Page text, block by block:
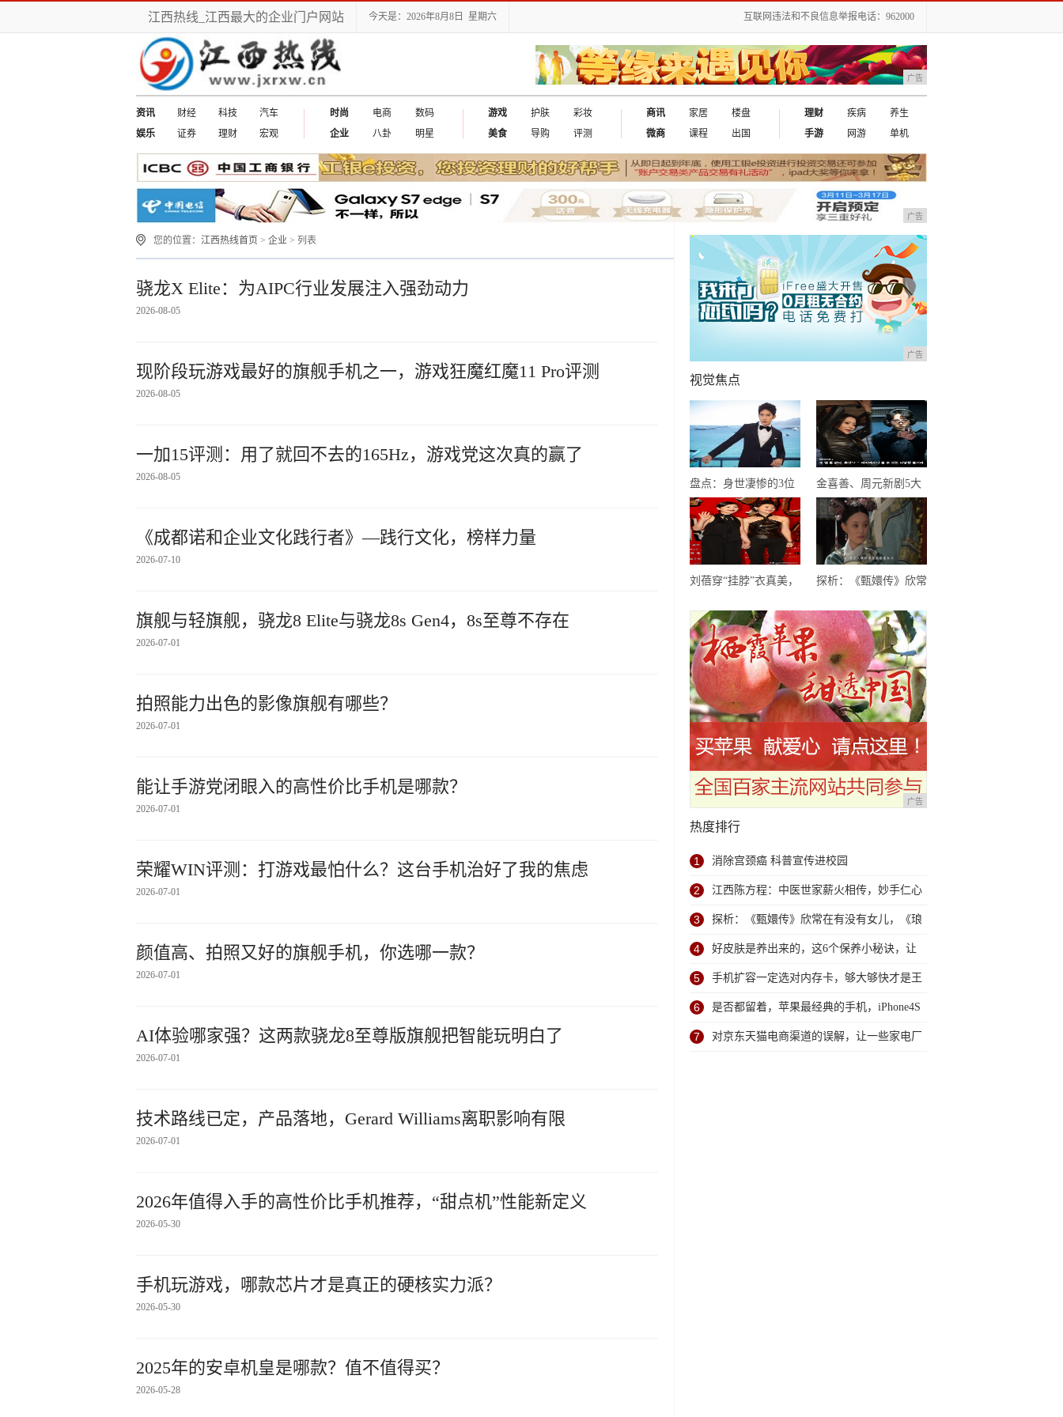
江西热线_江西最大的企业门户网站 今天是：2026年8月8日 星期六 互联网违法和不良信息举报电话：962000
广告
资讯 财经 科技
汽车
娱乐
证券 理财 宏观
时尚 电商
数码
企业
八卦 明星
游戏 护肤
彩妆
美食
导购 评测
商讯 家居
楼盘
微商
课程 出国
理财 疾病
养生
手游
网游 单机
广告
您的位置： 江西热线首页 > 企业 > 列表
骁龙X Elite：为AIPC行业发展注入强劲动力
2026-08-05
现阶段玩游戏最好的旗舰手机之一，游戏狂魔红魔11 Pro评测
2026-08-05
一加15评测：用了就回不去的165Hz，游戏党这次真的赢了
2026-08-05
《成都诺和企业文化践行者》—践行文化，榜样力量
2026-07-10
旗舰与轻旗舰，骁龙8 Elite与骁龙8s Gen4，8s至尊不存在
2026-07-01
拍照能力出色的影像旗舰有哪些？
2026-07-01
能让手游党闭眼入的高性价比手机是哪款？
2026-07-01
荣耀WIN评测：打游戏最怕什么？这台手机治好了我的焦虑
2026-07-01
颜值高、拍照又好的旗舰手机，你选哪一款？
2026-07-01
AI体验哪家强？这两款骁龙8至尊版旗舰把智能玩明白了
2026-07-01
技术路线已定，产品落地，Gerard Williams离职影响有限
2026-07-01
2026年值得入手的高性价比手机推荐，“甜点机”性能新定义
2026-05-30
手机玩游戏，哪款芯片才是真正的硬核实力派？
2026-05-30
2025年的安卓机皇是哪款？值不值得买？
2026-05-28
广告
视觉焦点
盘点：身世凄惨的3位
80后明星，个个在逆境
中闪闪发光
金喜善、周元新剧5大
烧脑看点！被封2020最
精彩的穿越韩剧
刘蓓穿“挂脖”衣真美，
挑，一头卷毛更加迷人
探析：《甄嬛传》欣常
榜》静妃进宫多少年？
广告
热度排行
1 消除宫颈癌 科普宣传进校园
2 江西陈方程：中医世家薪火相传，妙手仁心
有口皆碑
3 探析：《甄嬛传》欣常在有没有女儿，《琅
琊榜》静妃进宫多少年？
4 好皮肤是养出来的，这6个保养小秘诀，让
你的皮肤越来越好
5 手机扩容一定选对内存卡，够大够快才是王
道！
6 是否都留着，苹果最经典的手机，iPhone4S
黑白情侣手机
7 对京东天猫电商渠道的误解，让一些家电厂